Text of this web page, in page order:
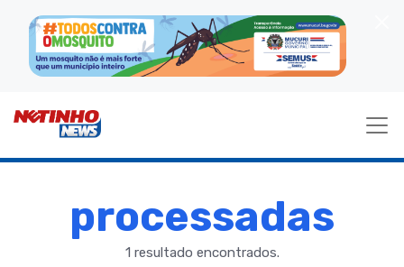
processadas
1 resultado encontrados.